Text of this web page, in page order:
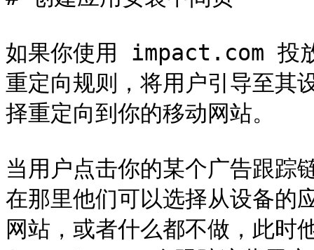
如果你使用 impact.com 投
重定向规则，将用户引导至其
择重定向到你的移动网站。
当用户点击你的某个广告跟踪
在那里他们可以选择从设备的
网站，或者什么都不做，此时